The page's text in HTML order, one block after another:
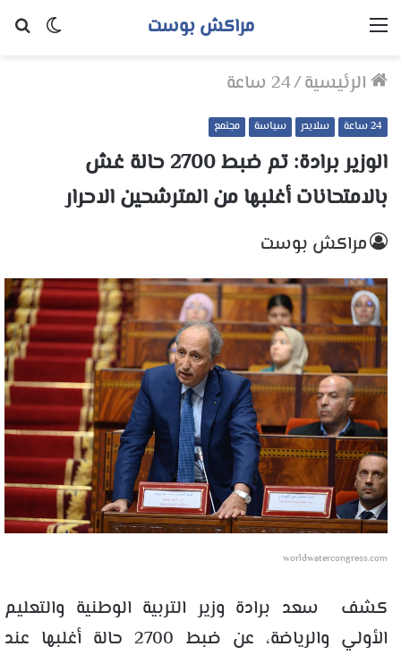
الوضع
مراكش بوست القائمة
الرئيسية/24 ساعة
24 ساعة سلايدر سياسة مجتمع
الوزير برادة: تم ضبط 2700 حالة غش
بالامتحانات أغلبها من المترشحين الاحرار
مراكش بوست
worldwatercongress.com
كشف سعد برادة وزير التربية الوطنية والتعليم
الأولي والرياضة، عن ضبط 2700 حالة أغلبها عند